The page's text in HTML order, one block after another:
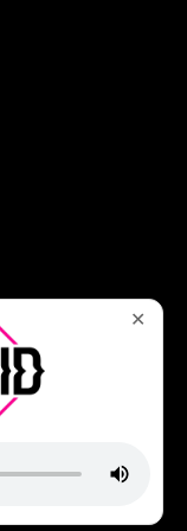
n° 9748/2019
✕